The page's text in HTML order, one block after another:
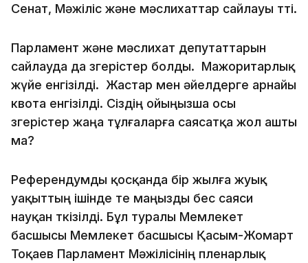
Сенат, Мәжіліс және мәслихаттар сайлауы өтті.
Парламент және мәслихат депутаттарын
сайлауда да өзгерістер болды. Мажоритарлық
жүйе енгізілді. Жастар мен әйелдерге арнайы
квота енгізілді. Сіздің ойыңызша осы
өзгерістер жаңа тұлғаларға саясатқа жол ашты
ма?
Референдумды қосқанда бір жылға жуық
уақыттың ішінде өте маңызды бес саяси
науқан өткізілді. Бұл туралы Мемлекет
басшысы Мемлекет басшысы Қасым-Жомарт
Тоқаев Парламент Мәжілісінің пленарлық